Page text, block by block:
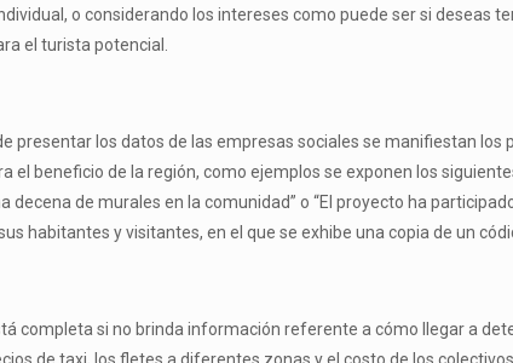
o considerando los intereses como puede ser si deseas
el turista potencial.
presentar los datos de las empresas sociales se manifiestan
el beneficio de la región, como ejemplos se exponen los
decena de murales en la comunidad” o “El proyecto ha
habitantes y visitantes, en el que se exhibe una copia de un
completa si no brinda información referente a cómo llegar a